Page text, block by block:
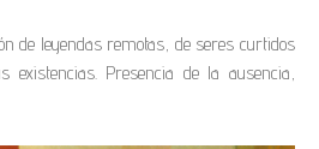
de leyendas remotas, de seres curtidos
existencias. Presencia de la ausencia,